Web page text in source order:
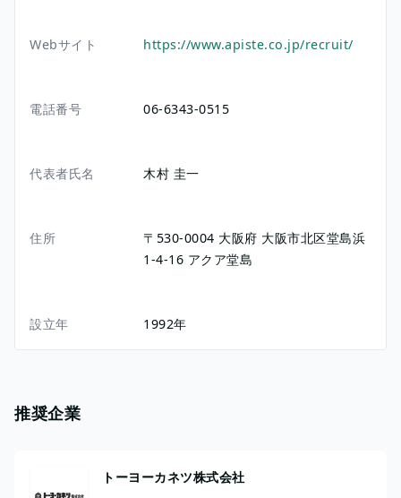
Webサイト https://www.apiste.co.jp/recruit/
電話番号 06-6343-0515
代表者氏名 木村 圭一
住所 〒530-0004 大阪府 大阪市北区堂島浜
1-4-16 アクア堂島
設立年 1992年
推奨企業
トーヨーカネツ株式会社